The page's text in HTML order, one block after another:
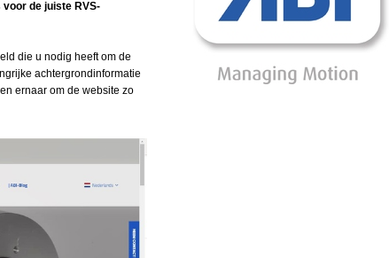
de juiste RVS-
die u nodig heeft om de
achtergrondinformatie
ernaar om de website zo